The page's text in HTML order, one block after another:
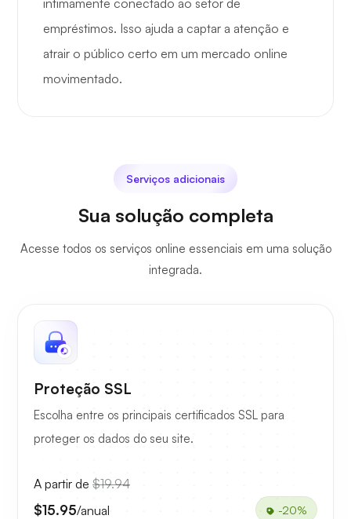
intimamente conectado ao setor de
empréstimos. Isso ajuda a captar a atenção e
atrair o público certo em um mercado online
movimentado.
Serviços adicionais
Sua solução completa
Acesse todos os serviços online essenciais em uma solução
integrada.
Proteção SSL
Escolha entre os principais certificados SSL para
proteger os dados do seu site.
A partir de $19.94
$15.95/anual -20%